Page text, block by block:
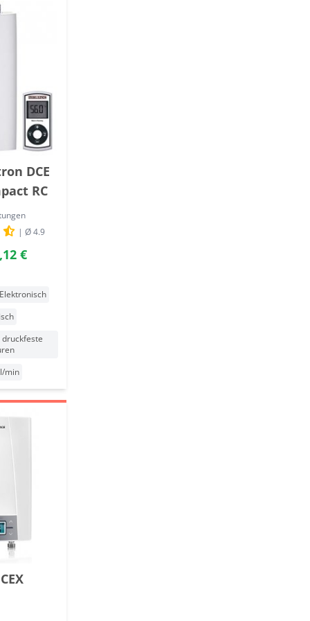
DCE
RC
| Ø 4.9
€
Elektronisch
min